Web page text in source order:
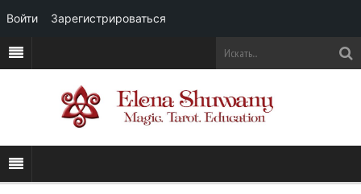
Войти Зарегистрироваться